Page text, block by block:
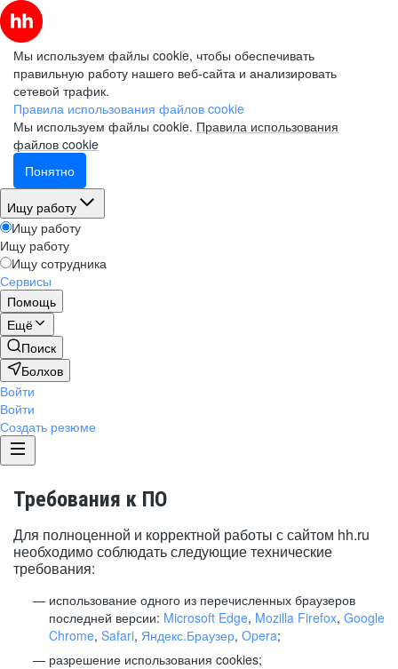
Мы используем файлы cookie, чтобы обеспечивать
правильную работу нашего веб-сайта и анализировать
сетевой трафик.
Правила использования файлов cookie
Мы используем файлы cookie. Правила использования
файлов cookie
Понятно
Ищу работу
Ищу работу
Ищу работу
Ищу сотрудника
Сервисы
Помощь
Ещё
Поиск
Болхов
Войти
Войти
Создать резюме
Требования к ПО
Для полноценной и корректной работы с сайтом hh.ru
необходимо соблюдать следующие технические
требования:
использование одного из перечисленных браузеров
последней версии: Microsoft Edge, Mozilla Firefox, Google
Chrome, Safari, Яндекс.Браузер, Opera;
разрешение использования cookies;